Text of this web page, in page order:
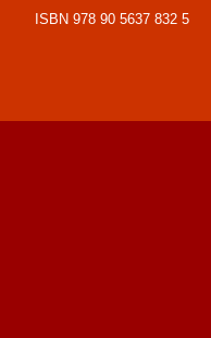
ISBN 978 90 5637 832 5